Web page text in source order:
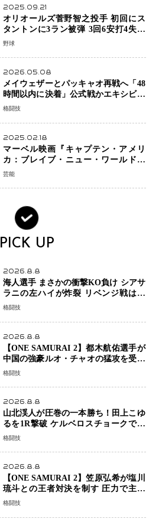
2025.09.21
オリオールズ菅野智之投手 初回にス
タントンに3ラン被弾 3回6安打4失点
で降板
野球
2026.05.08
メイウェザーとパッキャオ再戦へ「48
時間以内に決着」公式戦かエキシビシ
ョンか混迷続く
格闘技
2025.02.18
マーベル映画『キャプテン・アメリ
カ：ブレイブ・ニュー・ワールド』
新ブラック・ウィドウ役のシラ・ハー
芸能
PICK UP
2026.8.8
海人選手 まさかの衝撃KO負け シアサ
ラニの左ハイが炸裂 リベンジ戦は一
瞬で決着
格闘技
2026.8.8
【ONE SAMURAI 2】都木航佑選手が
中国の強豪ルオ・チャオの猛攻を受け
ながらも的確な攻撃で応戦 最後まで
格闘技
2026.8.8
山北渓人が圧巻の一本勝ち！田上こゆ
るを1R撃破 ケルベロスチョークで存
在感を示す
格闘技
2026.8.8
【ONE SAMURAI 2】笠原弘希が塩川
琉斗との王者対決を制す 圧力で主導
権を握り判定勝利
格闘技